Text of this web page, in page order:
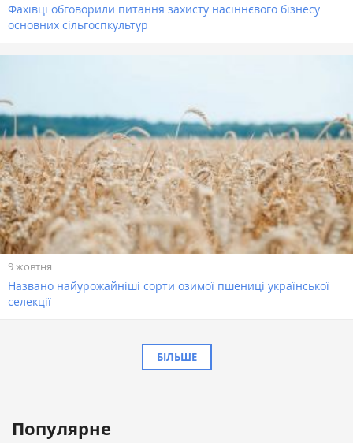
Фахівці обговорили питання захисту насіннєвого бізнесу
основних сільгоспкультур
9 жовтня
Названо найурожайніші сорти озимої пшениці української
селекції
БІЛЬШЕ
Популярне